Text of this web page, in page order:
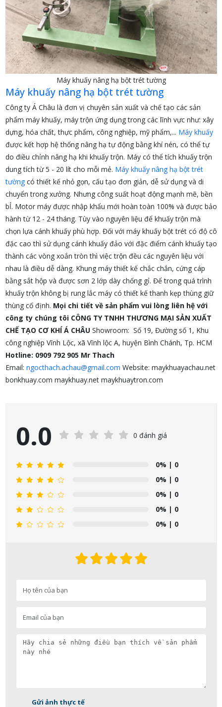
Máy khuấy nâng hạ bột trét tường
Máy khuấy nâng hạ bột trét tường
Công ty Á Châu là đơn vị chuyên sản xuất và chế tạo các sản
phẩm máy khuấy, máy trộn ứng dụng trong các lĩnh vực như: xây
dựng, hóa chất, thực phẩm, công nghiệp, mỹ phẩm,... Máy khuấy
được kết hợp hệ thống nâng hạ tự động bằng khí nén, có thể tự
do điều chỉnh nâng hạ khi khuấy trộn. Máy có thể tích khuấy trộn
dung tích từ 5 - 20 lít cho mỗi mẻ. Máy khuấy nâng hạ bột trét
tườngcó thiết kế nhỏ gọn, cấu tạo đơn giản, dễ sử dụng và di
chuyển trong xưởng. Nhưng công suất hoạt động mạnh mẽ, bền
bỈ. Motor máy được nhập khẩu mới hoàn toàn 100% và được bảo
hành từ 12 - 24 tháng. Tùy vào nguyên liệu để khuấy trộn mà
chọn lựa cánh khuấy phù hợp. Đối với máy khuấy bột trét có độ cô
đặc cao thì sử dụng cánh khuấy đảo với đặc điểm cánh khuấy tạo
thành các vòng xoắn tròn thì việc trộn đều các nguyên liệu với
nhau là điều dễ dàng. Khung máy thiết kế chắc chắn, cứng cáp
bằng sắt hộp và được sơn 2 lớp dày chống gỉ. Để trong quá trình
khuấy trộn không bị rung lắc máy có thiết kế thanh kẹp thùng giữ
thùng cố định. Mọi chi tiết về sản phẩm vui lòng liên hệ với
công ty chúng tôi CÔNG TY TNHH THƯƠNG MẠI SẢN XUẤT
CHẾ TẠO CƠ KHÍ Á CHÂUShowroom: Số 19, Đường số 1, Khu
công nghiệp Vĩnh Lộc, xã Vĩnh lộc A, huyện Bình Chánh, Tp. HCM
Hotline: 0909 792 905 Mr Thach
Email: ngocthach.achau@gmail.com Website: maykhuayachau.net
bonkhuay.com maykhuay.net maykhuaytron.com
0.0 0 đánh giá
0% | 0
0% | 0
0% | 0
0% | 0
0% | 0
Gửi ảnh thực tế